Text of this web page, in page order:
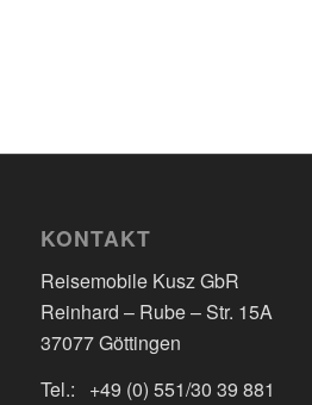
KONTAKT
Reisemobile Kusz GbR
Reinhard – Rube – Str. 15A
37077 Göttingen
Tel.: +49 (0) 551/30 39 881